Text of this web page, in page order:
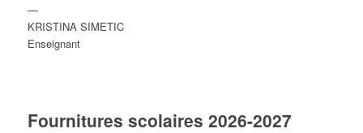
—
KRISTINA SIMETIC
Enseignant
Fournitures scolaires 2026-2027